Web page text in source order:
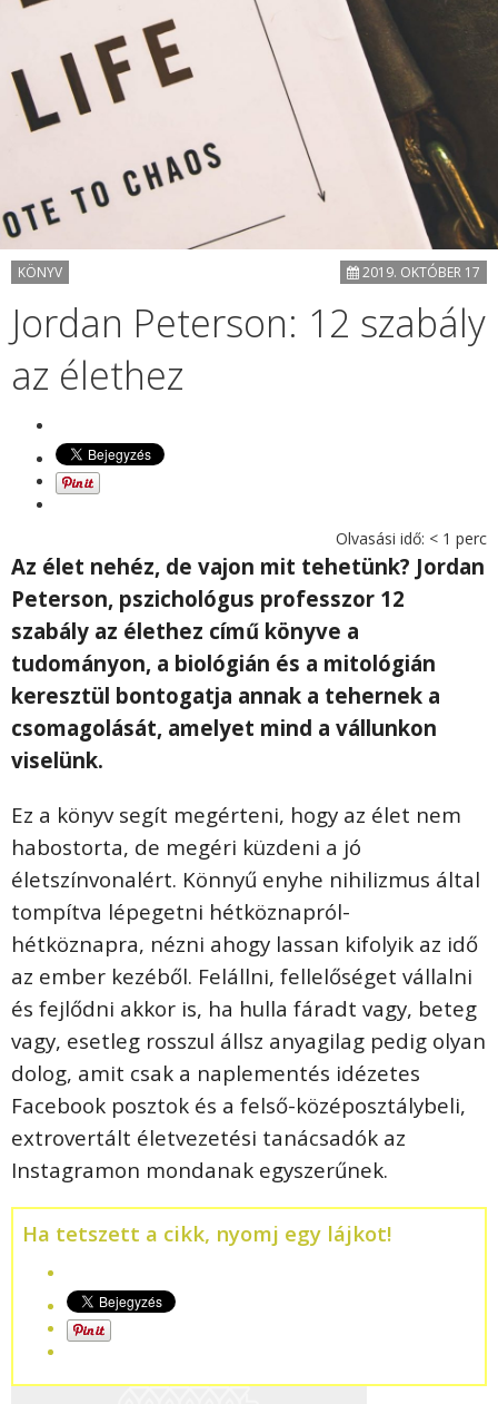
KÖNYV 2019. OKTÓBER 17
Jordan Peterson: 12 szabály
az élethez
Olvasási idő: < 1 perc
Az élet nehéz, de vajon mit tehetünk? Jordan
Peterson, pszichológus professzor 12
szabály az élethez című könyve a
tudományon, a biológián és a mitológián
keresztül bontogatja annak a tehernek a
csomagolását, amelyet mind a vállunkon
viselünk.
Ez a könyv segít megérteni, hogy az élet nem
habostorta, de megéri küzdeni a jó
életszínvonalért. Könnyű enyhe nihilizmus által
tompítva lépegetni hétköznapról-
hétköznapra, nézni ahogy lassan kifolyik az idő
az ember kezéből. Felállni, fellelőséget vállalni
és fejlődni akkor is, ha hulla fáradt vagy, beteg
vagy, esetleg rosszul állsz anyagilag pedig olyan
dolog, amit csak a naplementés idézetes
Facebook posztok és a felső-középosztálybeli,
extrovertált életvezetési tanácsadók az
Instagramon mondanak egyszerűnek.
Ha tetszett a cikk, nyomj egy lájkot!